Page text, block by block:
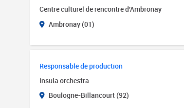
Centre culturel de rencontre d'Ambronay
Ambronay (01)
Responsable de production
Insula orchestra
Boulogne-Billancourt (92)